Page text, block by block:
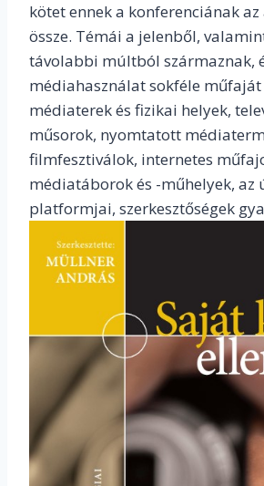
kötet ennek a konferenciának
össze. Témái a jelenből,
távolabbi múltból származnak,
médiahasználat sokféle
médiaterek és fizikai helyek,
műsorok, nyomtatott
filmfesztiválok, internetes
médiatáborok és -műhelyek, az
platformjai, szerkesztőségek